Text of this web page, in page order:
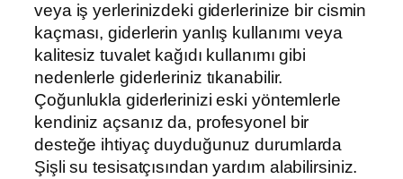
veya iş yerlerinizdeki giderlerinize bir cismin
kaçması, giderlerin yanlış kullanımı veya
kalitesiz tuvalet kağıdı kullanımı gibi
nedenlerle giderleriniz tıkanabilir.
Çoğunlukla giderlerinizi eski yöntemlerle
kendiniz açsanız da, profesyonel bir
desteğe ihtiyaç duyduğunuz durumlarda
Şişli su tesisatçısından yardım alabilirsiniz.